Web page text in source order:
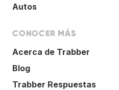
Autos
CONOCER MÁS
Acerca de Trabber
Blog
Trabber Respuestas